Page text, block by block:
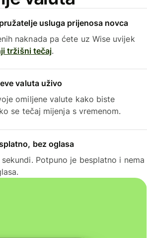
usluga prijenosa novca
naknada pa ćete uz Wise uvijek
tržišni tečaj.
valuta uživo
omiljene valute kako biste
se tečaj mijenja s vremenom.
bez oglasa
Potpuno je besplatno i nema